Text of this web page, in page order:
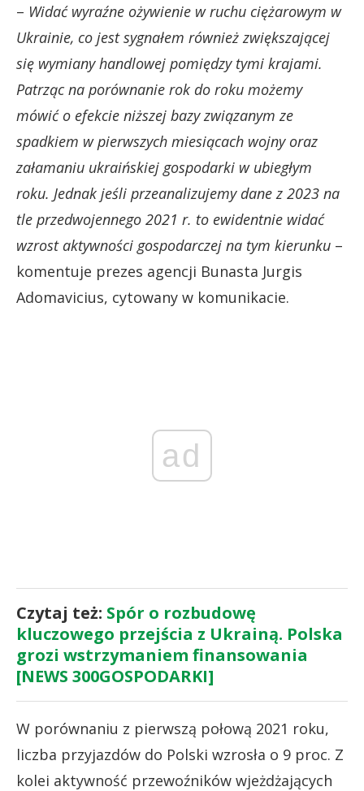
– Widać wyraźne ożywienie w ruchu ciężarowym w
Ukrainie, co jest sygnałem również zwiększającej
się wymiany handlowej pomiędzy tymi krajami.
Patrząc na porównanie rok do roku możemy
mówić o efekcie niższej bazy związanym ze
spadkiem w pierwszych miesiącach wojny oraz
załamaniu ukraińskiej gospodarki w ubiegłym
roku. Jednak jeśli przeanalizujemy dane z 2023 na
tle przedwojennego 2021 r. to ewidentnie widać
wzrost aktywności gospodarczej na tym kierunku –
komentuje prezes agencji Bunasta Jurgis
Adomavicius, cytowany w komunikacie.
ad
Czytaj też: Spór o rozbudowę
kluczowego przejścia z Ukrainą. Polska
grozi wstrzymaniem finansowania
[NEWS 300GOSPODARKI]
W porównaniu z pierwszą połową 2021 roku,
liczba przyjazdów do Polski wzrosła o 9 proc. Z
kolei aktywność przewoźników wjeżdżających